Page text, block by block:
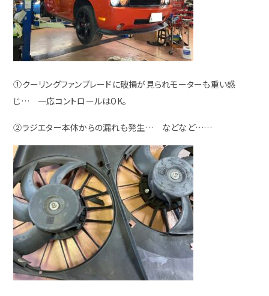
①クーリングファンブレードに破損が見られモーターも重い感
じ… 一応コントロールはOK。
②ラジエター本体からの漏れも発生… などなど……